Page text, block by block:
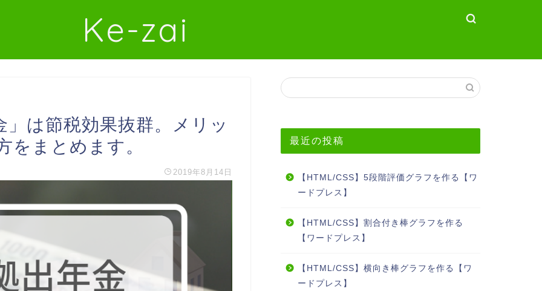
Ke-zai
は節税効果抜群。メリッ
をまとめます。
2019年8月14日
最近の投稿
【HTML/CSS】5段階評価グラフを作る【ワ
ードプレス】
【HTML/CSS】割合付き棒グラフを作る
【ワードプレス】
【HTML/CSS】横向き棒グラフを作る【ワ
ードプレス】